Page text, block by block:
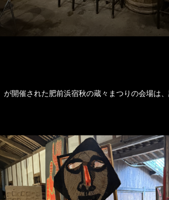
が開催された肥前浜宿秋の蔵々まつりの会場は